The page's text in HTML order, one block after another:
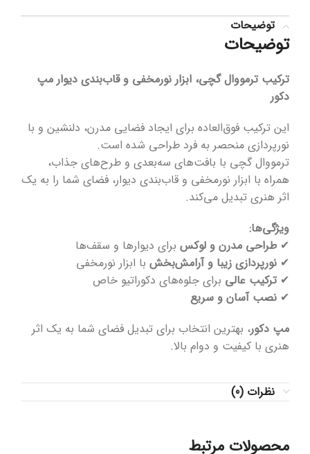
توضیحات
توضیحات
ترکیب ترمووال گچی، ابزار نورمخفی و قاب‌بندی دیوار مپ
دکور
این ترکیب فوق‌العاده برای ایجاد فضایی مدرن، دلنشین و با
نورپردازی منحصر به فرد طراحی شده است.
ترمووال گچی با بافت‌های سه‌بعدی و طرح‌های جذاب،
همراه با ابزار نورمخفی و قاب‌بندی دیوار، فضای شما را به یک
اثر هنری تبدیل می‌کند.
ویژگی‌ها:
✔ طراحی مدرن و لوکس برای دیوارها و سقف‌ها
✔ نورپردازی زیبا و آرامش‌بخش با ابزار نورمخفی
✔ ترکیب عالی برای جلوه‌های دکوراتیو خاص
✔ نصب آسان و سریع
مپ دکور، بهترین انتخاب برای تبدیل فضای شما به یک اثر
هنری با کیفیت و دوام بالا.
نظرات (0)
محصولات مرتبط